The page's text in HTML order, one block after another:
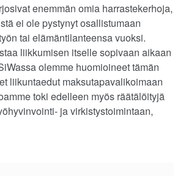
enemmän omia harrastekerhoja,
ei ole pystynyt osallistumaan
tai elämäntilanteensa vuoksi.
liikkumisen itselle sopivaan aikaan
olemme huomioineet tämän
liikuntaedut maksutapavalikoimaan
toki edelleen myös räätälöityjä
ja virkistystoimintaan,